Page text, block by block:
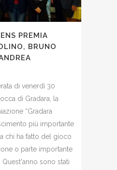
PREMIA
BRUNO
di venerdì 30
di Gradara, la
“Gradara
più importante
chi ha fatto del gioco
o parte importante
sono stati